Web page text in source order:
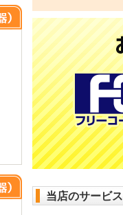
当店のサービス